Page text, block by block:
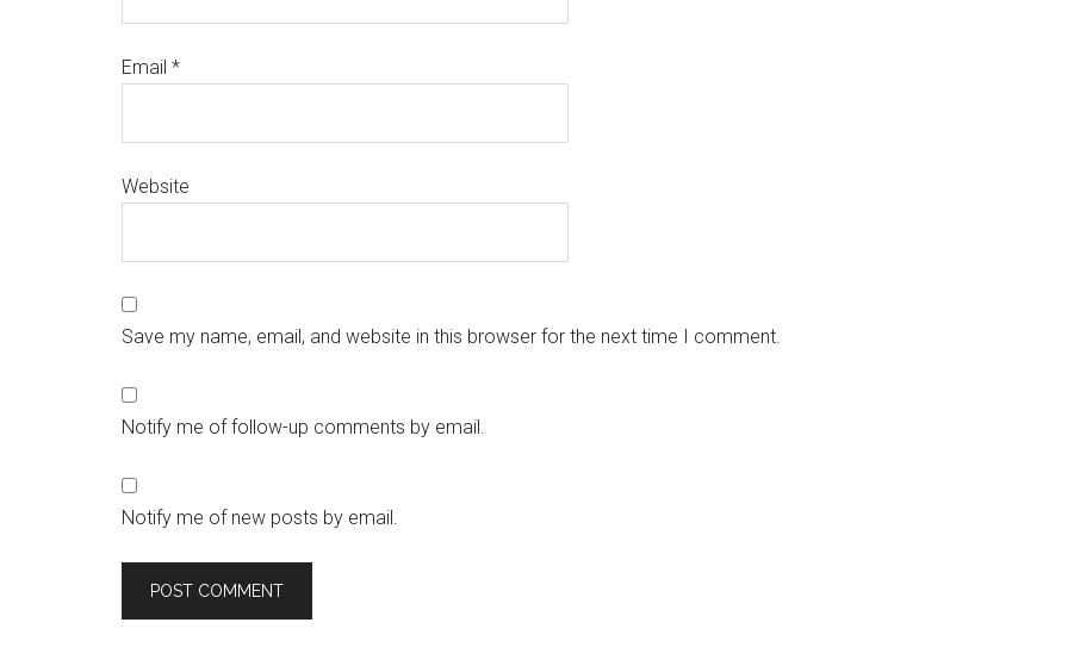
Email *
Website
Save my name, email, and website in this browser for the next time I comment.
Notify me of follow-up comments by email.
Notify me of new posts by email.